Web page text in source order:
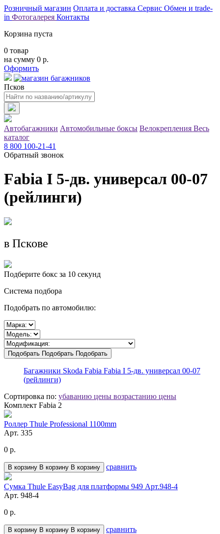
Розничный магазин Оплата и доставка Сервис Обмен и trade-
in Фотогалерея Контакты
Корзина пуста
0 товар
на сумму 0 р.
Оформить
Псков
Автобагажники Автомобильные боксы Велокрепления Весь
каталог
8 800 100-21-41
Обратный звонок
Fabia I 5-дв. универсал 00-07
(рейлинги)
в Пскове
Подберите бокс за 10 секунд
Система подбора
Подобрать по автомобилю:
Подобрать Подобрать Подобрать
Багажники Skoda Fabia Fabia I 5-дв. универсал 00-07
(рейлинги)
Сортировка по: убаванию цены возрастанию цены
Комплект Fabia 2
Роллер Thule Professional 1100mm
Арт. 335
0 р.
В корзину В корзину В корзину сравнить
Сумка Thule EasyBag для платформы 949 Арт.948-4
Арт. 948-4
0 р.
В корзину В корзину В корзину сравнить